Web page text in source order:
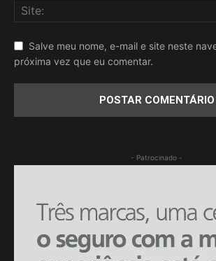
Salve meu nome, e-mail e site neste
próxima vez que eu comentar.
- Patrocinado -